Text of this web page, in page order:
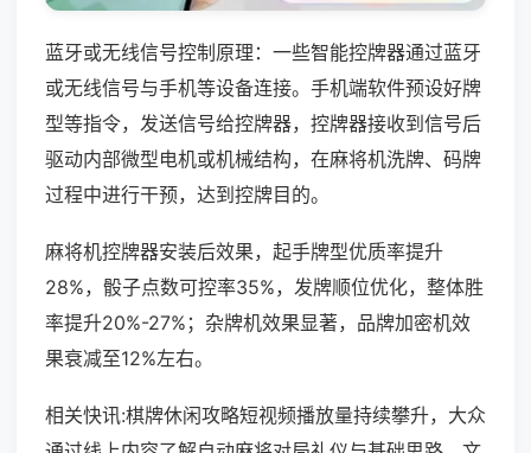
蓝牙或无线信号控制原理：一些智能控牌器通过蓝牙
或无线信号与手机等设备连接。手机端软件预设好牌
型等指令，发送信号给控牌器，控牌器接收到信号后
驱动内部微型电机或机械结构，在麻将机洗牌、码牌
过程中进行干预，达到控牌目的。
麻将机控牌器安装后效果，起手牌型优质率提升
28%，骰子点数可控率35%，发牌顺位优化，整体胜
率提升20%-27%；杂牌机效果显著，品牌加密机效
果衰减至12%左右。
相关快讯:棋牌休闲攻略短视频播放量持续攀升，大众